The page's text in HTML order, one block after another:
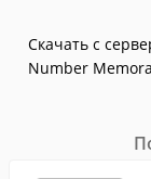
Скачать с
Number